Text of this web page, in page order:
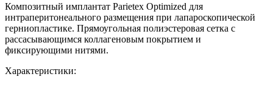
Композитный имплантат Parietex Optimized для
интраперитонеального размещения при лапароскопической
герниопластике. Прямоугольная полиэстеровая сетка с
рассасывающимся коллагеновым покрытием и
фиксирующими нитями.
Характеристики: